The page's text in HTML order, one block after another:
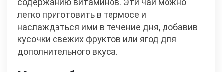
содержанию витаминов. Эти чаи можно
легко приготовить в термосе и
наслаждаться ими в течение дня, добавив
кусочки свежих фруктов или ягод для
дополнительного вкуса.